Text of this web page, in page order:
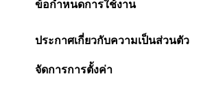
ข้อกำหนดการใช้งาน
ประกาศเกี่ยวกับความเป็นส่วนตัว
จัดการการตั้งค่า